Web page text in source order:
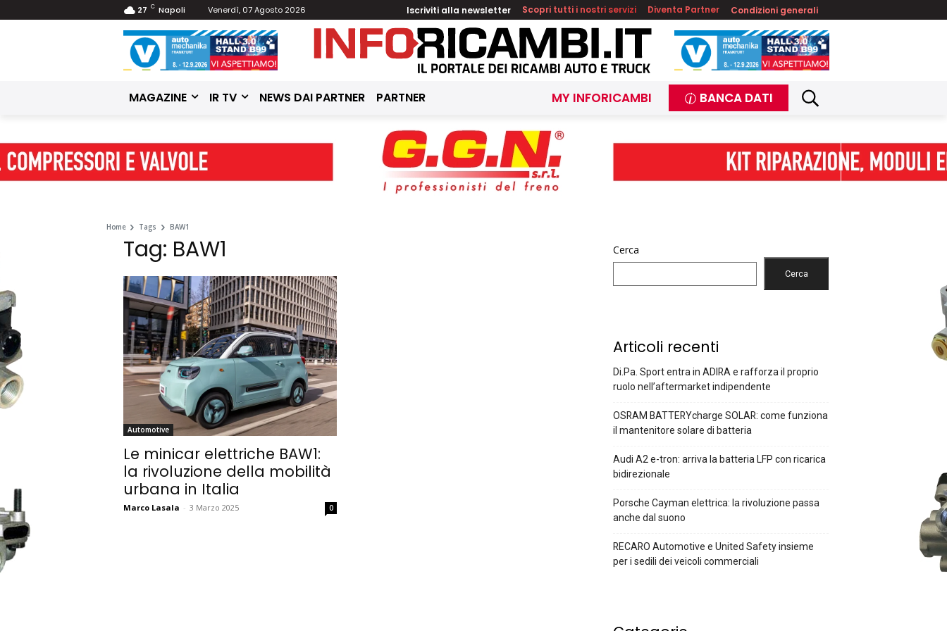
27 C Napoli Venerdì, 07 Agosto 2026 Iscriviti alla newsletter Scopri tutti i nostri servizi Diventa Partner Condizioni generali
MAGAZINE IR TV NEWS DAI PARTNER PARTNER MY INFORICAMBI BANCA DATI
Home Tags BAW1
Tag: BAW1
Automotive
Le minicar elettriche BAW1:
la rivoluzione della mobilità
urbana in Italia
Marco Lasala - 3 Marzo 2025 0
Cerca
Cerca
Articoli recenti
Di.Pa. Sport entra in ADIRA e rafforza il proprio
ruolo nell’aftermarket indipendente
OSRAM BATTERYcharge SOLAR: come funziona
il mantenitore solare di batteria
Audi A2 e-tron: arriva la batteria LFP con ricarica
bidirezionale
Porsche Cayman elettrica: la rivoluzione passa
anche dal suono
RECARO Automotive e United Safety insieme
per i sedili dei veicoli commerciali